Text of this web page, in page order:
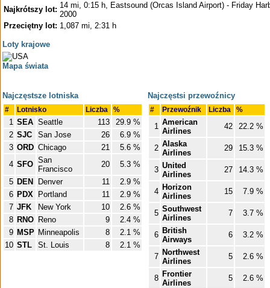
Najkrótszy lot: 14 mi, 0:15 h, Eastsound (Orcas Island Airport) - Friday
2000
Przeciętny lot: 1,087 mi, 2:31 h
Loty krajowe
Mapa świata
Najczęstsze lotniska
# Lotnisko Liczba %
1 SEA Seattle 113
29.9 %
2 SJC San Jose 26
6.9 %
3 ORD Chicago 21
5.6 %
4 SFO San
Francisco
20
5.3 %
5 DEN Denver 11
2.9 %
6 PDX Portland 11
2.9 %
7 JFK New York 10
2.6 %
8 RNO Reno 9
2.4 %
9 MSP Minneapolis 8
2.1 %
10 STL St. Louis 8 2.1 %
Najczęstsi przewoźnicy
# Przewoźnik Liczba %
1 American
Airlines
42 22.2 %
2 Alaska
Airlines
29 15.3 %
3 United
Airlines
27 14.3 %
4 Horizon
Airlines
15 7.9 %
5 Southwest
Airlines
7 3.7 %
6 British
Airways
6 3.2 %
7 Northwest
Airlines
5 2.6 %
8 Frontier
Airlines
5 2.6 %